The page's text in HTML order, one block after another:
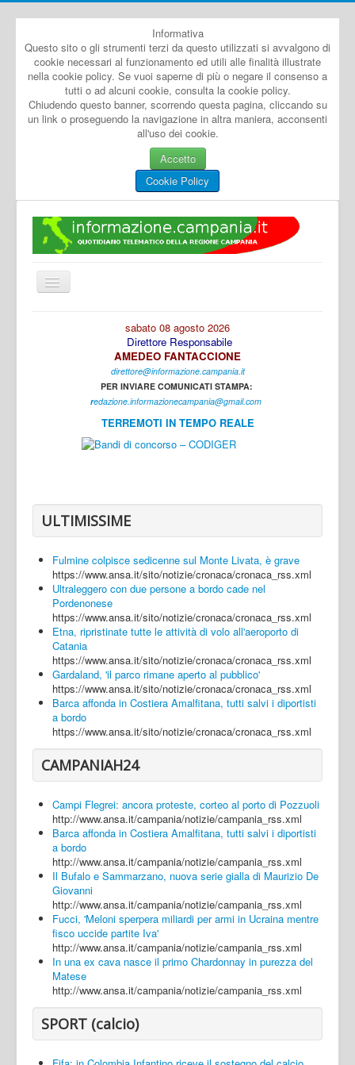
Informativa
Questo sito o gli strumenti terzi da questo utilizzati si avvalgono di
cookie necessari al funzionamento ed utili alle finalità illustrate
nella cookie policy. Se vuoi saperne di più o negare il consenso a
tutti o ad alcuni cookie, consulta la cookie policy.
Chiudendo questo banner, scorrendo questa pagina, cliccando su
un link o proseguendo la navigazione in altra maniera, acconsenti
all'uso dei cookie.
Accetto
Cookie Policy
Cambia
navigazione
Caserta
Napoli
Salerno
Login
sabato 08 agosto 2026
Direttore Responsabile
AMEDEO FANTACCIONE
direttore@informazione.campania.it
PER INVIARE COMUNICATI STAMPA:
redazione.informazionecampania@gmail.com
TERREMOTI IN TEMPO REALE
ULTIMISSIME
Fulmine colpisce sedicenne sul Monte Livata, è grave
https://www.ansa.it/sito/notizie/cronaca/cronaca_rss.xml
Ultraleggero con due persone a bordo cade nel
Pordenonese
https://www.ansa.it/sito/notizie/cronaca/cronaca_rss.xml
Etna, ripristinate tutte le attività di volo all'aeroporto di
Catania
https://www.ansa.it/sito/notizie/cronaca/cronaca_rss.xml
Gardaland, 'il parco rimane aperto al pubblico'
https://www.ansa.it/sito/notizie/cronaca/cronaca_rss.xml
Barca affonda in Costiera Amalfitana, tutti salvi i diportisti
a bordo
https://www.ansa.it/sito/notizie/cronaca/cronaca_rss.xml
CAMPANIAH24
Campi Flegrei: ancora proteste, corteo al porto di Pozzuoli
http://www.ansa.it/campania/notizie/campania_rss.xml
Barca affonda in Costiera Amalfitana, tutti salvi i diportisti
a bordo
http://www.ansa.it/campania/notizie/campania_rss.xml
Il Bufalo e Sammarzano, nuova serie gialla di Maurizio De
Giovanni
http://www.ansa.it/campania/notizie/campania_rss.xml
Fucci, 'Meloni sperpera miliardi per armi in Ucraina mentre
fisco uccide partite Iva'
http://www.ansa.it/campania/notizie/campania_rss.xml
In una ex cava nasce il primo Chardonnay in purezza del
Matese
http://www.ansa.it/campania/notizie/campania_rss.xml
SPORT (calcio)